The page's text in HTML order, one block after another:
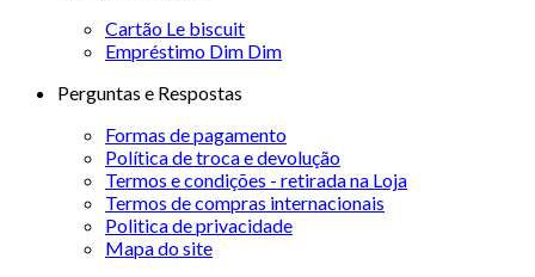
Cartão Le biscuit
Empréstimo Dim Dim
Perguntas e Respostas
Formas de pagamento
Política de troca e devolução
Termos e condições - retirada na Loja
Termos de compras internacionais
Politica de privacidade
Mapa do site